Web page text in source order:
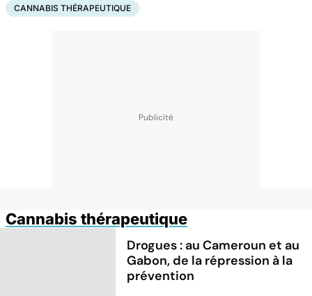
CANNABIS THÉRAPEUTIQUE
Cannabis thérapeutique
Drogues : au Cameroun et au
Gabon, de la répression à la
prévention